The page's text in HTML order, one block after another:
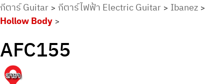
กีตาร์ Guitar > กีตาร์ไฟฟ้า Electric Guitar > Ibanez >
Hollow Body >
AFC155